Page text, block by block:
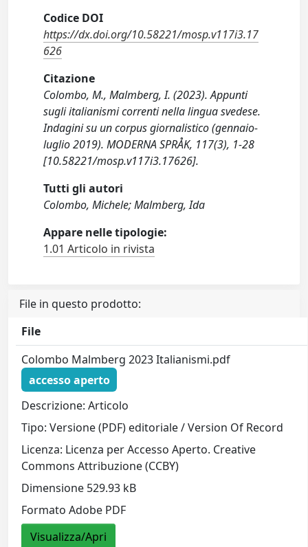
Codice DOI
https://dx.doi.org/10.58221/mosp.v117i3.17
626
Citazione
Colombo, M., Malmberg, I. (2023). Appunti
sugli italianismi correnti nella lingua svedese.
Indagini su un corpus giornalistico (gennaio-
luglio 2019). MODERNA SPRÅK, 117(3), 1-28
[10.58221/mosp.v117i3.17626].
Tutti gli autori
Colombo, Michele; Malmberg, Ida
Appare nelle tipologie:
1.01 Articolo in rivista
File in questo prodotto:
File
Colombo Malmberg 2023 Italianismi.pdf
accesso aperto
Descrizione: Articolo
Tipo: Versione (PDF) editoriale / Version Of Record
Licenza: Licenza per Accesso Aperto. Creative
Commons Attribuzione (CCBY)
Dimensione 529.93 kB
Formato Adobe PDF
Visualizza/Apri